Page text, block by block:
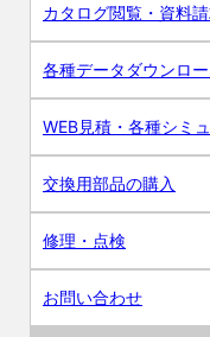
カタログ閲覧・資料
各種データダウンロー
WEB見積・各種シミ
交換用部品の購入
修理・点検
お問い合わせ